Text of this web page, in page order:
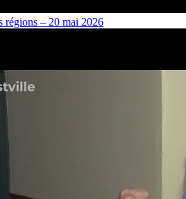
régions – 20 mai 2026